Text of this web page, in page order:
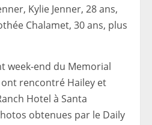
Kylie Jenner, 28 ans,
Chalamet, 30 ans, plus
week-end du Memorial
ont rencontré Hailey et
Hotel à Santa
obtenues par le Daily